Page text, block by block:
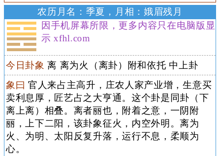
农历月名：季夏，月相：娥眉残月
因手机屏幕所限，更多内容只在电脑版显
示 xfhl.com
今日卦象 离 离为火（离卦）附和依托 中上卦
象曰 官人来占主高升，庄农人家产业增，生意买
卖利息厚，匠艺占之大亨通。这个卦是同卦（下
离上离）相叠。离者丽也，附着之意，一阴附
丽，上下二阳，该卦象征火，内空外明。离为
火、为明、太阳反复升落，运行不息，柔顺为
心。